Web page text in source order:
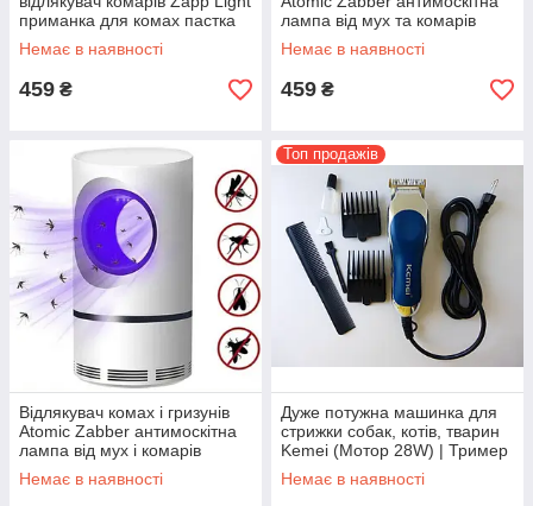
приманка для комах пастка
для комарів
Немає в наявності
459 ₴
лампа від мух та комарів
Немає в наявності
459 ₴
Відлякувач комах і гризунів
Atomic Zabber антимоскітна
лампа від мух і комарів
Немає в наявності
Топ продажів
Дуже потужна машинка для
стрижки собак, котів, тварин
Kemei (Мотор 28W) | Тример
для грумінгу
Немає в наявності